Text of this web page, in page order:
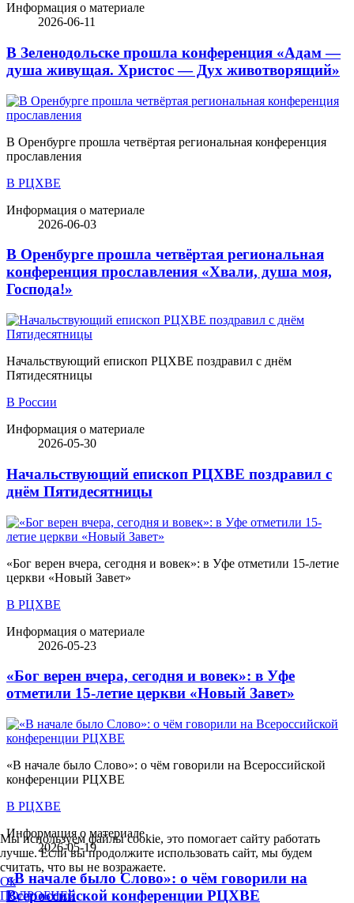
Информация о материале
2026-06-11
В Зеленодольске прошла конференция «Адам —
душа живущая. Христос — Дух животворящий»
В Оренбурге прошла четвёртая региональная конференция
прославления
В РЦХВЕ
Информация о материале
2026-06-03
В Оренбурге прошла четвёртая региональная
конференция прославления «Хвали, душа моя,
Господа!»
Начальствующий епископ РЦХВЕ поздравил с днём
Пятидесятницы
В России
Информация о материале
2026-05-30
Начальствующий епископ РЦХВЕ поздравил с
днём Пятидесятницы
«Бог верен вчера, сегодня и вовек»: в Уфе отметили 15-летие
церкви «Новый Завет»
В РЦХВЕ
Информация о материале
2026-05-23
«Бог верен вчера, сегодня и вовек»: в Уфе
отметили 15-летие церкви «Новый Завет»
«В начале было Слово»: о чём говорили на Всероссийской
конференции РЦХВЕ
В РЦХВЕ
Информация о материале
2026-05-19
«В начале было Слово»: о чём говорили на
Всероссийской конференции РЦХВЕ
Мы используем файлы cookie, это помогает сайту работать
лучше. Если вы продолжите использовать сайт, мы будем
считать, что вы не возражаете.
Ok
ПОДРОБНЕЕ